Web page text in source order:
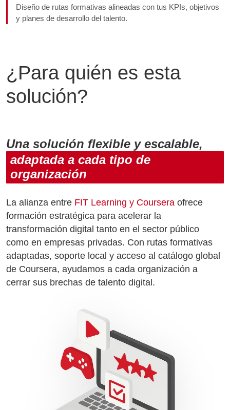
Diseño de rutas formativas alineadas con tus KPIs, objetivos
y planes de desarrollo del talento.
¿Para quién es esta
solución?
Una solución flexible y escalable,
adaptada a cada tipo de
organización
La alianza entre FIT Learning y Coursera ofrece
formación estratégica para acelerar la
transformación digital tanto en el sector público
como en empresas privadas. Con rutas formativas
adaptadas, soporte local y acceso al catálogo global
de Coursera, ayudamos a cada organización a
cerrar sus brechas de talento digital.